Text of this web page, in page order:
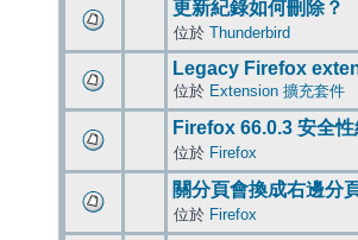
更新紀錄如何刪除？
位於 Thunderbird
Legacy Firefox
位於 Extension 擴充套件
Firefox 66.0.3 安全
位於 Firefox
關分頁會換成右邊分
位於 Firefox